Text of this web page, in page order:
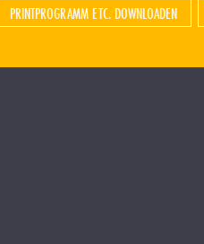
PRINTPROGRAMM ETC. DOWNLOADEN